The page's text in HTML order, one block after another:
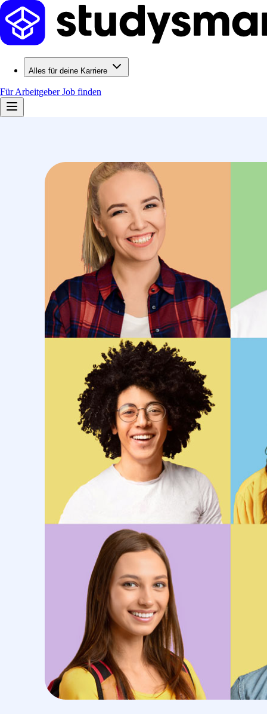
Alles für deine Karriere
Für ArbeitgeberJob finden